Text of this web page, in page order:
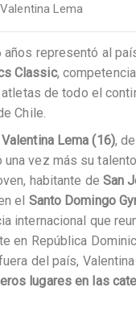
Valentina Lema
representó al
Classic,
de todo el
Chile.
Valentina Lema (16),
una vez más su
habitante de San
el Santo Domingo
internacional que
en República
del país,
lugares en las